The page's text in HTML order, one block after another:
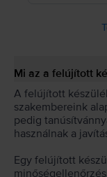
Mi az a felújított
A felújított
szakembereink
pedig
használnak a
Egy felújított